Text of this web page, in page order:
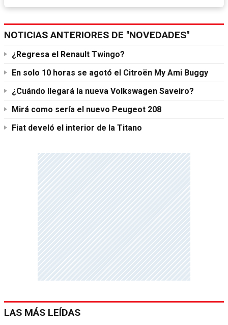
NOTICIAS ANTERIORES DE "NOVEDADES"
¿Regresa el Renault Twingo?
En solo 10 horas se agotó el Citroën My Ami Buggy
¿Cuándo llegará la nueva Volkswagen Saveiro?
Mirá como sería el nuevo Peugeot 208
Fiat develó el interior de la Titano
LAS MÁS LEÍDAS